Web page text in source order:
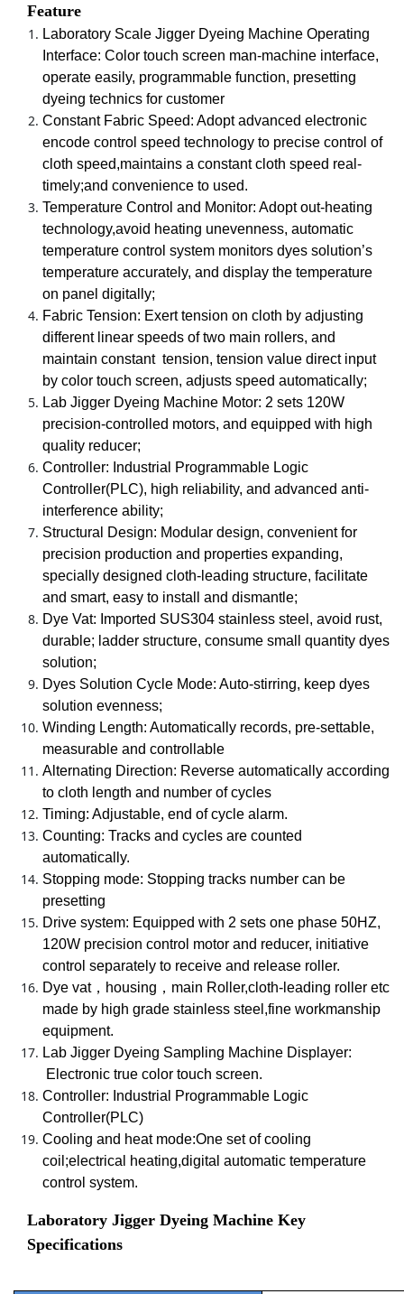
Feature
Laboratory Scale Jigger Dyeing Machine Operating
Interface: Color touch screen man-machine interface,
operate easily, programmable function, presetting
dyeing technics for customer
Constant Fabric Speed: Adopt advanced electronic
encode control speed technology to precise control of
cloth speed,maintains a constant cloth speed real-
timely;and convenience to used.
Temperature Control and Monitor: Adopt out-heating
technology,avoid heating unevenness, automatic
temperature control system monitors dyes solution’s
temperature accurately, and display the temperature
on panel digitally;
Fabric Tension: Exert tension on cloth by adjusting
different linear speeds of two main rollers, and
maintain constant tension, tension value direct input
by color touch screen, adjusts speed automatically;
Lab Jigger Dyeing Machine Motor: 2 sets 120W
precision-controlled motors, and equipped with high
quality reducer;
Controller: Industrial Programmable Logic
Controller(PLC), high reliability, and advanced anti-
interference ability;
Structural Design: Modular design, convenient for
precision production and properties expanding,
specially designed cloth-leading structure, facilitate
and smart, easy to install and dismantle;
Dye Vat: Imported SUS304 stainless steel, avoid rust,
durable; ladder structure, consume small quantity dyes
solution;
Dyes Solution Cycle Mode: Auto-stirring, keep dyes
solution evenness;
Winding Length: Automatically records, pre-settable,
measurable and controllable
Alternating Direction: Reverse automatically according
to cloth length and number of cycles
Timing: Adjustable, end of cycle alarm.
Counting: Tracks and cycles are counted
automatically.
Stopping mode: Stopping tracks number can be
presetting
Drive system: Equipped with 2 sets one phase 50HZ,
120W precision control motor and reducer, initiative
control separately to receive and release roller.
Dye vat，housing，main Roller,cloth-leading roller etc
made by high grade stainless steel,fine workmanship
equipment.
Lab Jigger Dyeing Sampling Machine Displayer:
Electronic true color touch screen.
Controller: Industrial Programmable Logic
Controller(PLC)
Cooling and heat mode:One set of cooling
coil;electrical heating,digital automatic temperature
control system.
Laboratory Jigger Dyeing Machine Key
Specifications